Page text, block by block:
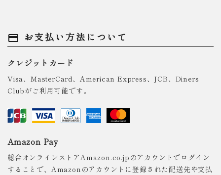
payment お支払い方法について
クレジットカード
Visa、MasterCard、American Express、JCB、Diners
Clubがご利用可能です。
Amazon Pay
総合オンラインストアAmazon.co.jpのアカウントでログイン
することで、Amazonのアカウントに登録された配送先や支払